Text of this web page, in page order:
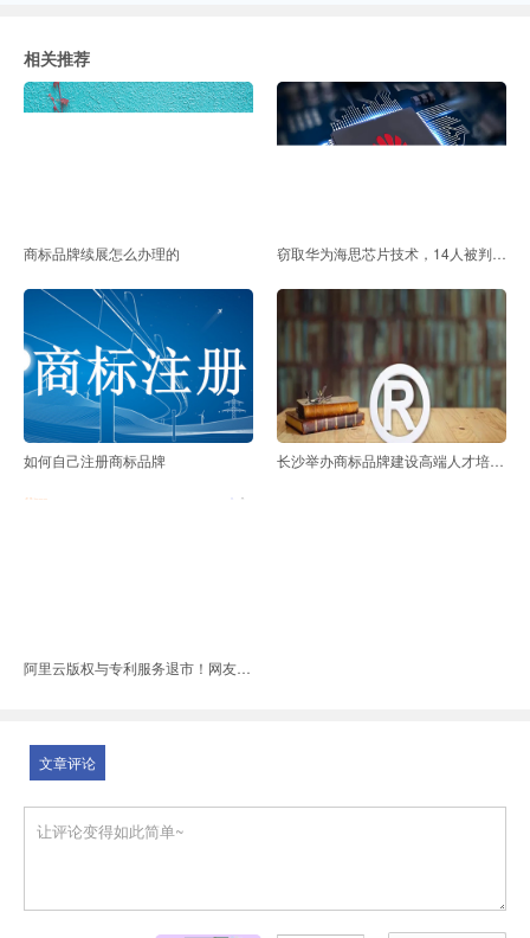
相关推荐
商标品牌续展怎么办理的 窃取华为海思芯片技术，14人被判刑！
如何自己注册商标品牌 长沙举办商标品牌建设高端人才培训班
阿里云版权与专利服务退市！网友热评亮了
文章评论